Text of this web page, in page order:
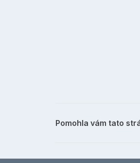
Pomohla vám tato